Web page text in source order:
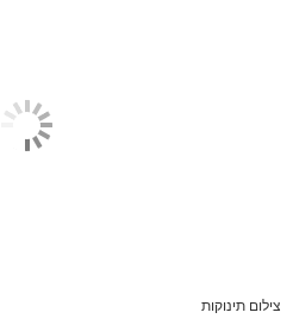
צילום תינוקות